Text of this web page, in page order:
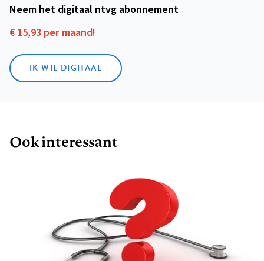
Neem het digitaal ntvg abonnement
€ 15,93 per maand!
IK WIL DIGITAAL
Ook interessant